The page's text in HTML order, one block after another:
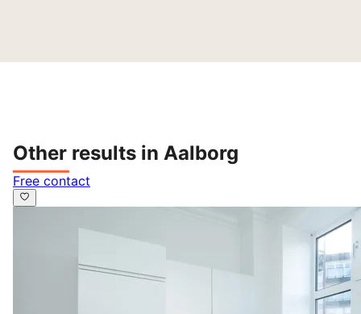
Other results in Aalborg
Free contact